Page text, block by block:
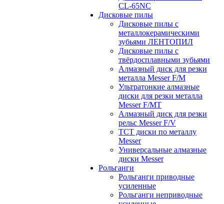
CL-65NC
Дисковые пилы
Дисковые пилы с
металлокерамическими
зубьями ЛЕНТОПИЛ
Дисковые пилы с
твёрдосплавными зубьями
Алмазный диск для резки
металла Messer F/M
Ультратонкие алмазные
диски для резки металла
Messer F/MT
Алмазный диск для резки
рельс Messer F/V
ТСТ диски по металлу
Messer
Универсальные алмазные
диски Messer
Рольганги
Рольганги приводные
усиленные
Рольганги неприводные